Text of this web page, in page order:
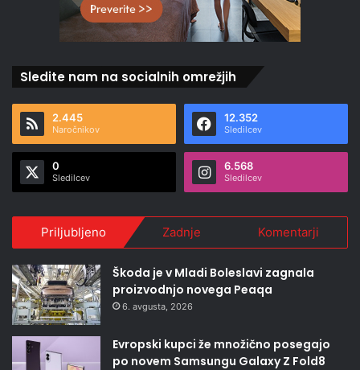
Sledite nam na socialnih omrežjih
2.445
Naročnikov
12.352
Sledilcev
0
Sledilcev
6.568
Sledilcev
Priljubljeno Zadnje Komentarji
Škoda je v Mladi Boleslavi zagnala
proizvodnjo novega Peaqa
6. avgusta, 2026
Evropski kupci že množično posegajo
po novem Samsungu Galaxy Z Fold8